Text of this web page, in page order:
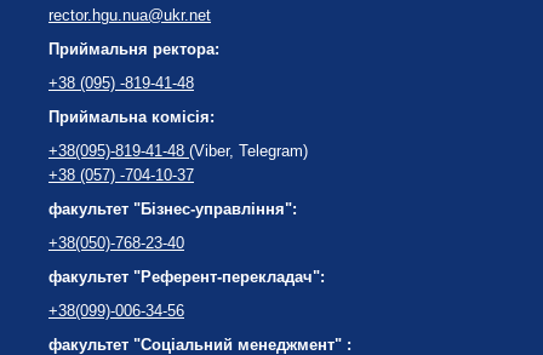
rector.hgu.nua@ukr.net
Приймальня ректора:
+38 (095) -819-41-48
Приймальна комісія:
+38(095)-819-41-48 (Viber, Telegram)
+38 (057) -704-10-37
факультет "Бізнес-управління":
+38(050)-768-23-40
факультет "Референт-перекладач":
+38(099)-006-34-56
факультет "Соціальний менеджмент" :